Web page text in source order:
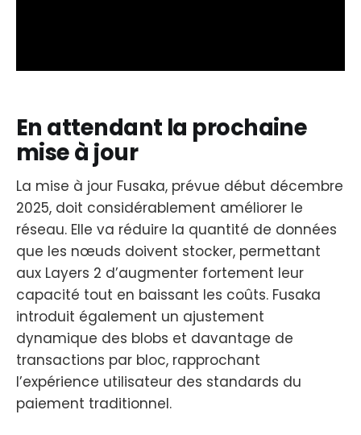
En attendant la prochaine
mise à jour
La mise à jour Fusaka, prévue début décembre
2025, doit considérablement améliorer le
réseau. Elle va réduire la quantité de données
que les nœuds doivent stocker, permettant
aux Layers 2 d’augmenter fortement leur
capacité tout en baissant les coûts. Fusaka
introduit également un ajustement
dynamique des blobs et davantage de
transactions par bloc, rapprochant
l’expérience utilisateur des standards du
paiement traditionnel.